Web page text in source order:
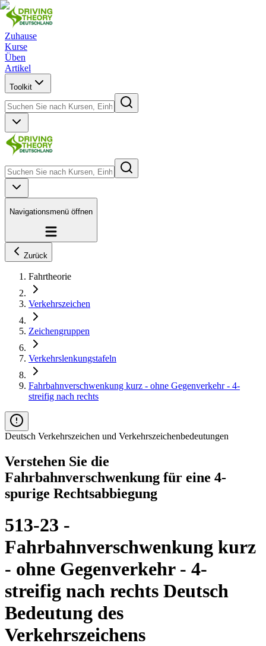
Zuhause
Kurse
Üben
Artikel
Toolkit
Navigationsmenü öffnen
Zurück
Fahrtheorie
Verkehrszeichen
Zeichengruppen
Verkehrslenkungstafeln
Fahrbahnverschwenkung kurz - ohne Gegenverkehr - 4-
streifig nach rechts
Deutsch Verkehrszeichen und Verkehrszeichenbedeutungen
Verstehen Sie die
Fahrbahnverschwenkung für eine 4-
spurige Rechtsabbiegung
513-23 -
Fahrbahnverschwenkung kurz
- ohne Gegenverkehr - 4-
streifig nach rechts Deutsch
Bedeutung des
Verkehrszeichens